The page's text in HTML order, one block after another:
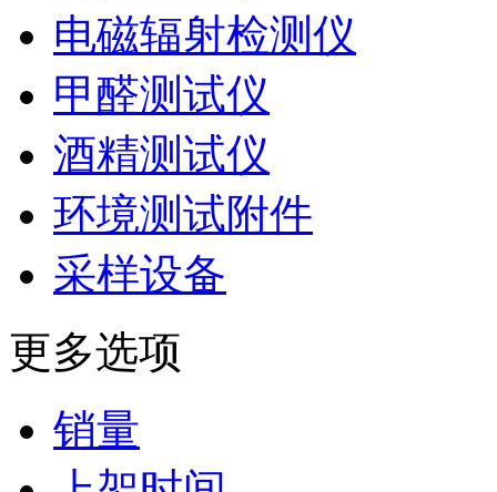
电磁辐射检测仪
甲醛测试仪
酒精测试仪
环境测试附件
采样设备
更多选项
销量